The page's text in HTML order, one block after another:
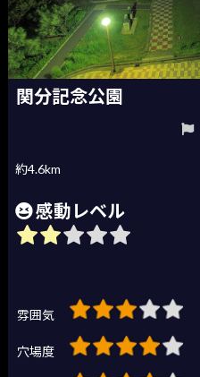
関分記念公園
約4.6km
感動レベル
雰囲気
穴場度